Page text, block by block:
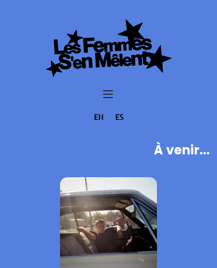
EN ES
À venir...